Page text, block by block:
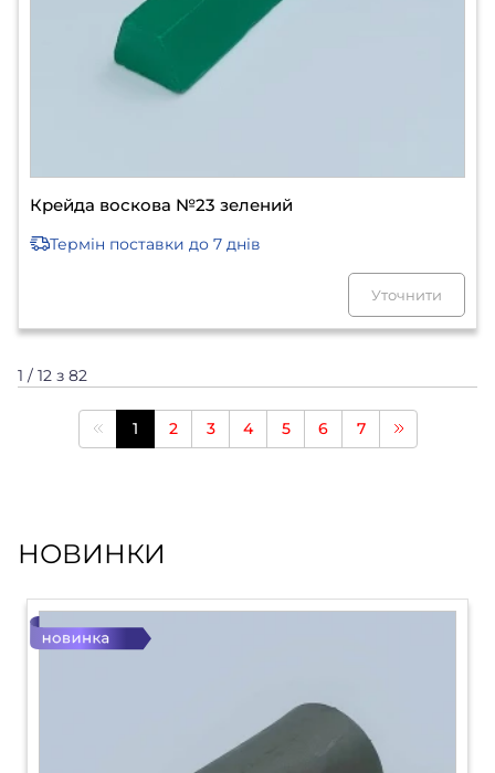
Крейда воскова №23 зелений
Термін поставки до 7 днів
Уточнити
1 / 12 з 82
1 2 3 4 5 6 7
НОВИНКИ